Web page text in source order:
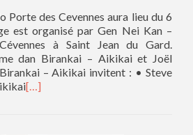
Porte des Cevennes aura lieu du 6
est organisé par Gen Nei Kan –
à Saint Jean du Gard.
dan Birankai – Aikikai et Joël
– Aikikai invitent : • Steve
[…]